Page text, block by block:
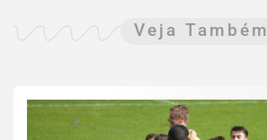
Veja Também